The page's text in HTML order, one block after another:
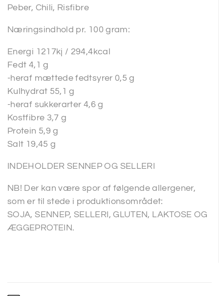
Peber, Chili, Risfibre
Næringsindhold pr. 100 gram:
Energi 1217kj / 294,4kcal
Fedt 4,1 g
-heraf mættede fedtsyrer 0,5 g
Kulhydrat 55,1 g
-heraf sukkerarter 4,6 g
Kostfibre 3,7 g
Protein 5,9 g
Salt 19,45 g
INDEHOLDER SENNEP OG SELLERI
NB! Der kan være spor af følgende allergener,
som er til stede i produktionsområdet:
SOJA, SENNEP, SELLERI, GLUTEN, LAKTOSE OG
ÆGGEPROTEIN.